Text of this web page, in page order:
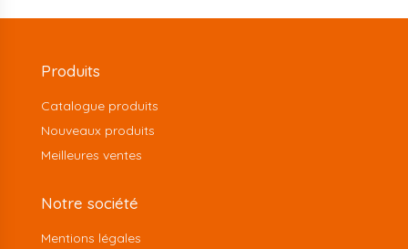
Produits
Catalogue produits
Nouveaux produits
Meilleures ventes
Notre société
Mentions légales